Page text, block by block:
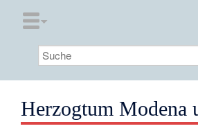
Herzogtum Modena